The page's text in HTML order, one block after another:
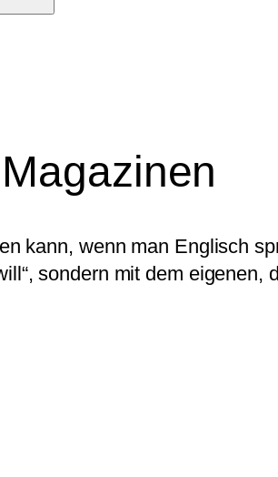
kann, wenn man Englisch
sondern mit dem